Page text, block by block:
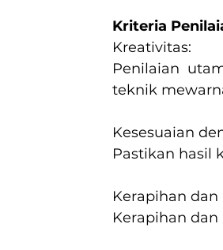
Kriteria
Kreativitas:
Penilaian
teknik
Kesesuaian
Pastikan hasil
Kerapihan dan
Kerapihan